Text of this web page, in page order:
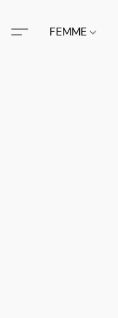
FEMME